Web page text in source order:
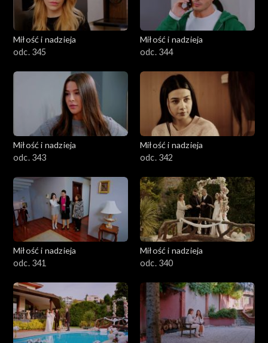
Miłość i nadzieja
odc. 345
Miłość i nadzieja
odc. 344
Miłość i nadzieja
odc. 343
Miłość i nadzieja
odc. 342
Miłość i nadzieja
odc. 341
Miłość i nadzieja
odc. 340